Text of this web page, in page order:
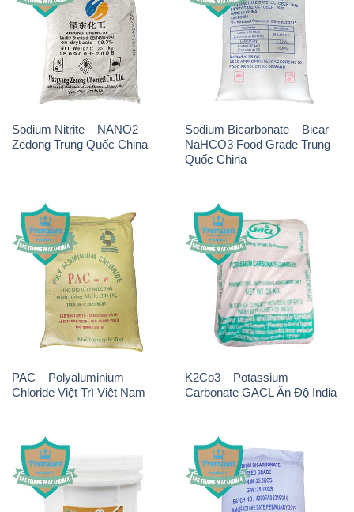
Sodium Nitrite – NANO2
Zedong Trung Quốc China
Sodium Bicarbonate – Bicar
NaHCO3 Food Grade Trung
Quốc China
PAC – Polyaluminium
Chloride Việt Trì Việt Nam
K2Co3 – Potassium
Carbonate GACL Ấn Độ India